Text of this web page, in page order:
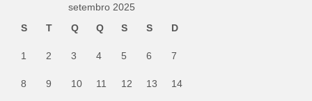
setembro 2025
S
T Q Q S S D
1 2 3 4 5 6 7
8 9 10 11 12 13 14